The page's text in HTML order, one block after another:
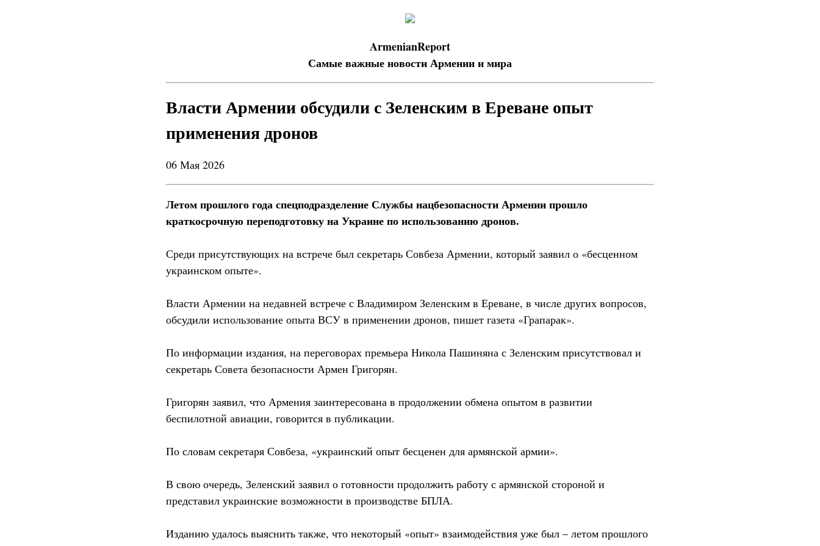
ArmenianReport
Самые важные новости Армении и мира
Власти Армении обсудили с Зеленским в Ереване опыт
применения дронов
06 Мая 2026
Летом прошлого года спецподразделение Службы нацбезопасности Армении прошло
краткосрочную переподготовку на Украине по использованию дронов.
Среди присутствующих на встрече был секретарь Совбеза Армении, который заявил о «бесценном
украинском опыте».
Власти Армении на недавней встрече с Владимиром Зеленским в Ереване, в числе других вопросов,
обсудили использование опыта ВСУ в применении дронов, пишет газета «Грапарак».
По информации издания, на переговорах премьера Никола Пашиняна с Зеленским присутствовал и
секретарь Совета безопасности Армен Григорян.
Григорян заявил, что Армения заинтересована в продолжении обмена опытом в развитии
беспилотной авиации, говорится в публикации.
По словам секретаря Совбеза, «украинский опыт бесценен для армянской армии».
В свою очередь, Зеленский заявил о готовности продолжить работу с армянской стороной и
представил украинские возможности в производстве БПЛА.
Изданию удалось выяснить также, что некоторый «опыт» взаимодействия уже был – летом прошлого